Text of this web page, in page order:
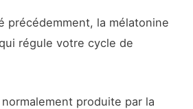
précédemment, la mélatonine
régule votre cycle de
produite par la